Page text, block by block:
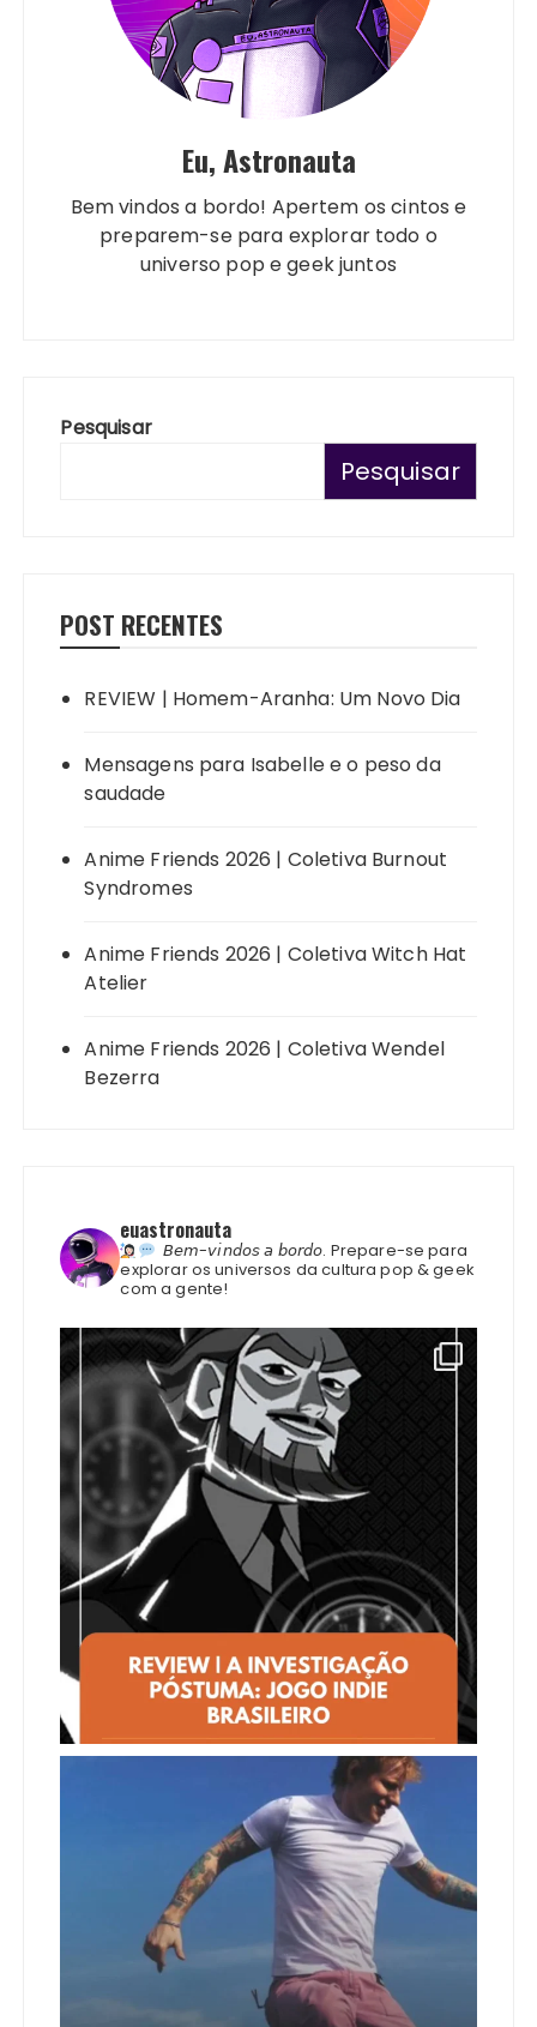
Eu, Astronauta
Bem vindos a bordo! Apertem os cintos e
preparem-se para explorar todo o
universo pop e geek juntos
Pesquisar
Pesquisar
POST RECENTES
REVIEW | Homem-Aranha: Um Novo Dia
Mensagens para Isabelle e o peso da
saudade
Anime Friends 2026 | Coletiva Burnout
Syndromes
Anime Friends 2026 | Coletiva Witch Hat
Atelier
Anime Friends 2026 | Coletiva Wendel
Bezerra
euastronauta
𝘉𝘦𝘮-𝘷𝘪𝘯𝘥𝘰𝘴 𝘢 𝘣𝘰𝘳𝘥𝘰. Prepare-se para
explorar os universos da cultura pop & geek
com a gente!